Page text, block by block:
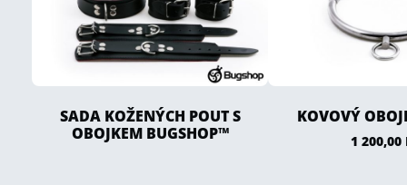
SADA KOŽENÝCH POUT S
OBOJKEM BUGSHOP™
KOVOVÝ
1 200,00